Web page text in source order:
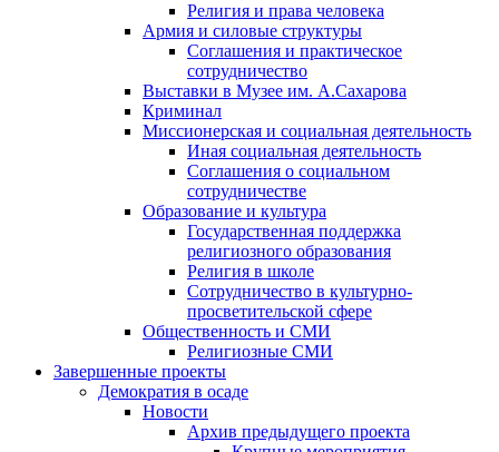
Религия и права человека
Армия и силовые структуры
Соглашения и практическое
сотрудничество
Выставки в Музее им. А.Сахарова
Криминал
Миссионерская и социальная деятельность
Иная социальная деятельность
Соглашения о социальном
сотрудничестве
Образование и культура
Государственная поддержка
религиозного образования
Религия в школе
Сотрудничество в культурно-
просветительской сфере
Общественность и СМИ
Религиозные СМИ
Завершенные проекты
Демократия в осаде
Новости
Архив предыдущего проекта